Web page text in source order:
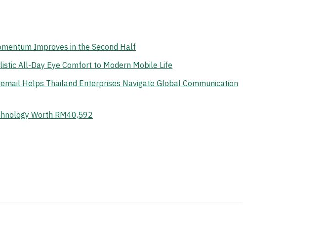
Improves in the Second Half
All-Day Eye Comfort to Modern Mobile Life
Helps Thailand Enterprises Navigate Global Communication
Worth RM40,592